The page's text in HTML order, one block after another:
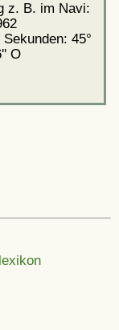
z. B. im Navi:
45°
O